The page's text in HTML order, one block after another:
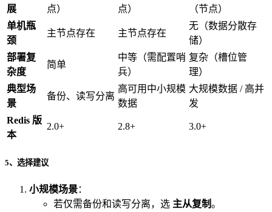
展
点）
点）
（节点）
单机瓶
颈
主节点存在 主节点存在
无（数据分散存
储）
部署复
杂度
简单
中等（需配置哨
兵）
复杂（槽位管
理）
典型场
景
备份、读写分离
高可用中小规模
数据
大规模数据 / 高并
发
Redis 版
本
2.0+ 2.8+ 3.0+
5、选择建议
小规模场景：
若仅需备份和读写分离，选 主从复制。